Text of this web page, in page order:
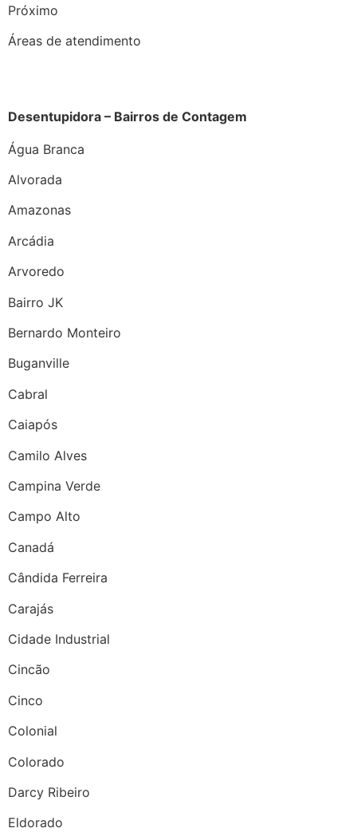
Próximo
Áreas de atendimento
Desentupidora – Bairros de Contagem
Água Branca
Alvorada
Amazonas
Arcádia
Arvoredo
Bairro JK
Bernardo Monteiro
Buganville
Cabral
Caiapós
Camilo Alves
Campina Verde
Campo Alto
Canadá
Cândida Ferreira
Carajás
Cidade Industrial
Cincão
Cinco
Colonial
Colorado
Darcy Ribeiro
Eldorado